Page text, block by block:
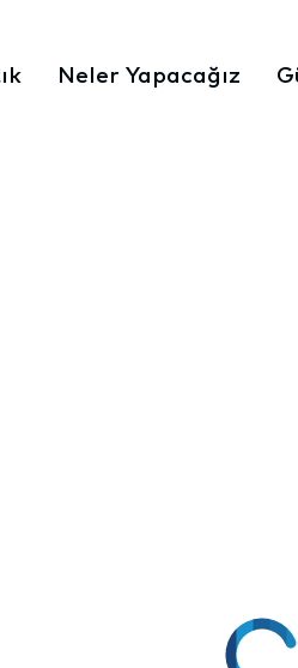
Neler Yapacağız